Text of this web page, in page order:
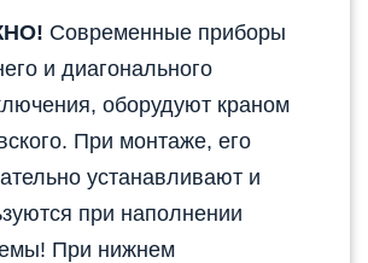
Современные приборы
и диагонального
оборудуют краном
При монтаже, его
устанавливают и
при наполнении
При нижнем